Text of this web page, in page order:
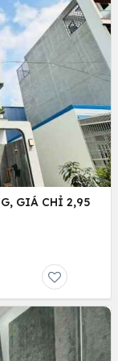
GIÁ CHỈ 2,95